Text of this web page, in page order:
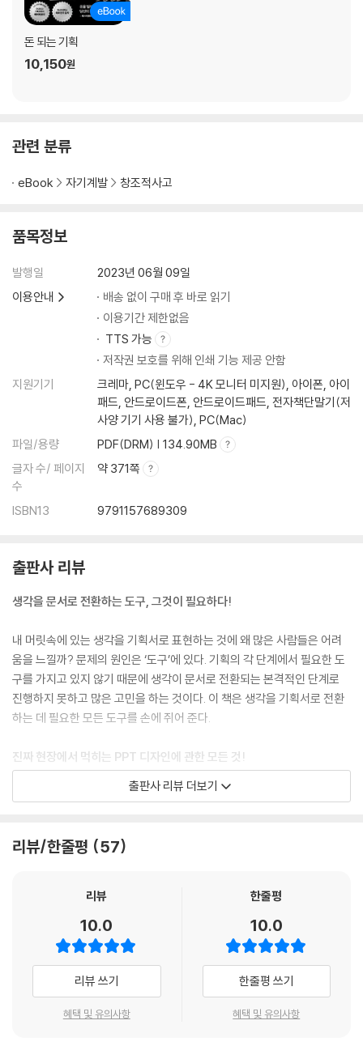
원칙 33 그레이를 잘 쓰는 자, PPT를 지배한다
원칙 34 남들과 다른 PPT의 비결은 ‘원근감’에 있다
원칙 35 정말 쓰고 싶은 이미지인데 각이 안 나올 때
원칙 36 고급스러움의 비밀 ‘섀도’
원칙 40 PPT 안에 보조발표자를 넣을 수 있다고?
원칙 42 여백은 둘수록 아름답다
원칙 45 극강의 고급스러움에 숨겨진 비밀
원칙 47 뉴모피즘으로 차별화된 도형 제작을 종결해 보자!
원칙 48 아름다움의 기본이 되는 원칙 ‘시메트리’
원칙 49 트리밍! 이 좋은 걸 왜 아무도 안 할까?
원칙 50 PPT는 ‘덩어리’가 핵심이야!
원칙 51 ‘A vs. B’ 비교 장표는 어떻게 만들어야 하는가?
원칙 52 시간의 흐름은 이렇게 차별화 하자!
원칙 53 글래스모피즘으로 내 PPT를 잡지처럼!
원칙 54 다른 사람이 만든 PPT 싹 다 훔쳐보기
*실전 보고서 PPT 템플릿 무료 다운로드 119
제3장 보고서 ‘발표’ 완전 격파할 수 있는 14가지 원칙
원칙 55 진짜 잘 먹히는 ‘표지’의 기술
원칙 58 주목도 200% 상승시켜 주는 팀원 소개 방법
원칙 60 발표할 때 절대로 하면 안 되는 행동 BEST 5
원칙 62 보고서를 보는 사람들의 집중력을 끝까지 유지해 주는 장치
원칙 63 끝이 언제인지 알려주는 기술
원칙 64 남들보다 화면을 넓게 쓰자
원칙 65 블라인드 텍스트에 대한 이해
원칙 66 페이지만 잘 쪼개도 발표력은 로켓상승한다!
원칙 68 일류 비즈니스맨은 ‘잡담 능력’으로 판가름난다
*실전 보고서 PPT 템플릿 무료 다운로드 24
돈 되는 기획
10,150원
관련 분류
eBook 자기계발 창조적사고
품목정보
발행일
2023년 06월 09일
이용안내
배송 없이 구매 후 바로 읽기
이용기간 제한없음
TTS 가능
저작권 보호를 위해 인쇄 기능 제공 안함
지원기기
크레마, PC(윈도우 - 4K 모니터 미지원), 아이폰, 아이
패드, 안드로이드폰, 안드로이드패드, 전자책단말기(저
사양 기기 사용 불가), PC(Mac)
파일/용량
PDF(DRM) | 134.90MB
글자 수/ 페이지
수
약 371쪽
ISBN13 9791157689309
출판사 리뷰
생각을 문서로 전환하는 도구, 그것이 필요하다!
내 머릿속에 있는 생각을 기획서로 표현하는 것에 왜 많은 사람들은 어려
움을 느낄까? 문제의 원인은 ‘도구’에 있다. 기획의 각 단계에서 필요한 도
구를 가지고 있지 않기 때문에 생각이 문서로 전환되는 본격적인 단계로
진행하지 못하고 많은 고민을 하는 것이다. 이 책은 생각을 기획서로 전환
하는 데 필요한 모든 도구를 손에 쥐어 준다.
진짜 현장에서 먹히는 PPT 디자인에 관한 모든 것!
준비한 내용을 PPT에 어떻게 올려야 할까? 글을 줄이고, 도식화도 하고,
는 것. 그 공식과 룰을 보고서 디자인 완전 격파 원칙 32개로 알차게 정리
기획서 잘 쓰는 법, 프로 세계에서 통하는 PPT 디자인 방법도 중요하지만
발표를 잘해 내지 못하면, 그 보석 같은 내용을 효율적으로 전달할 수 없게
된다. 하지만 내용이 조금 부족하더라도 매력적으로 PT만 잘해 내면 청중
들을 감동시킬 수가 있다. 그렇게 되면 당연히 계약을 체결하고 돈을 벌 수
출판사 리뷰 더보기
리뷰/한줄평 57
리뷰
10.0
리뷰 쓰기
혜택 및 유의사항
한줄평
10.0
한줄평 쓰기
혜택 및 유의사항